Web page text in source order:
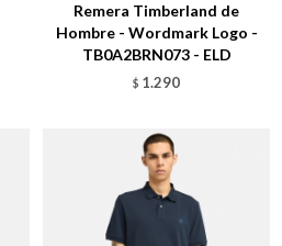
Remera Timberland de
Hombre - Wordmark Logo -
TB0A2BRN073 - ELD
$ 1.290